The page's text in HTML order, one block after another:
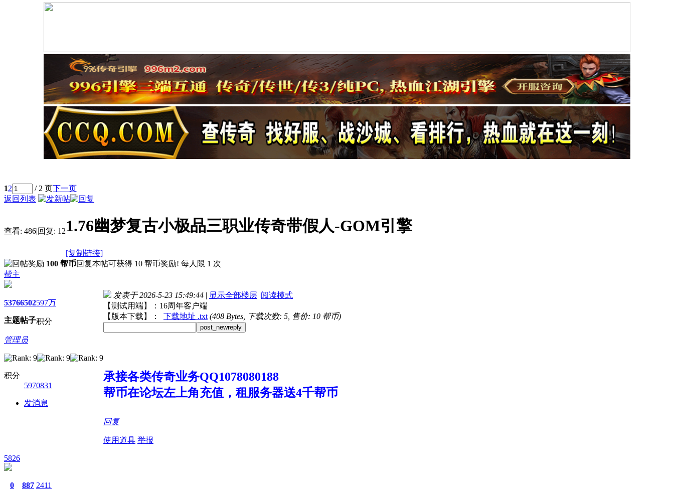
12 / 2 页下一页
返回列表
查看: 486|回复: 121.76幽梦复古小极品三职业传奇带假人-GOM引擎
[复制链接]
100 帮币回复本帖可获得 10 帮币奖励! 每人限 1 次
帮主
5376
主题
6502
帖子
597万
积分
管理员
积分
5970831
发消息
发表于 2026-5-23 15:49:44 | 显示全部楼层 |阅读模式
【测试用端】：16周年客户端
【版本下载】：
下载地址 .txt (408 Bytes, 下载次数: 5, 售价: 10 帮币)
post_newreply
承接各类传奇业务QQ1078080188
帮币在论坛左上角充值，租服务器送4千帮币
回复
使用道具 举报
5826
0 887 2411